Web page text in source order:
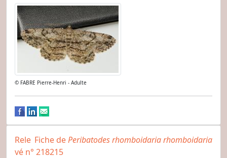
© FABRE Pierre-Henri - Adulte
Fiche dePeribatodes rhomboidaria rhomboidaria
Rele
vé n° 218215